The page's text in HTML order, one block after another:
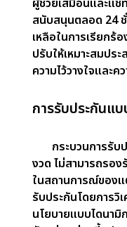
การฉ้อโกงประ
ซึ่งทำให้อุตสาหก
วิธีการตรวจจับก
สายเกินไปในกร
ความผิดปกติหรือ
สำหรับเหตุการ
กันในข้อมูลที่ส่งม
ลดการสูญเสียทา
ไว้วางใจของลูกค้